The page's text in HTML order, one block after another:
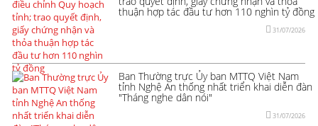
thuận hợp tác đầu tư hơn 110 nghìn tỷ đồng
31/07/2026
Ban Thường trực Ủy ban MTTQ Việt Nam
tỉnh Nghệ An thống nhất triển khai diễn đàn
"Tháng nghe dân nói"
31/07/2026